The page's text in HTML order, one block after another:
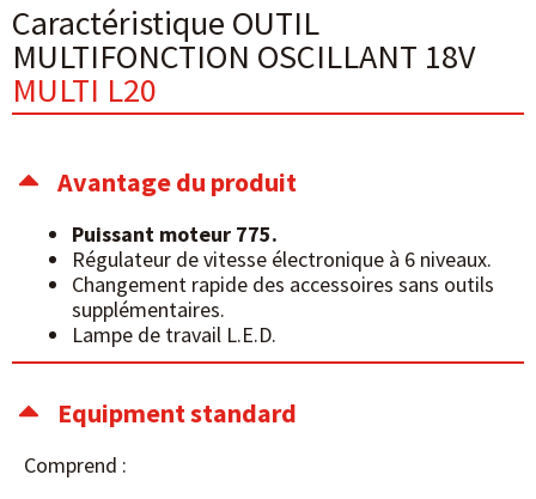
Caractéristique OUTIL
MULTIFONCTION OSCILLANT 18V
MULTI L20
Avantage du produit
Puissant moteur 775.
Régulateur de vitesse électronique à 6 niveaux.
Changement rapide des accessoires sans outils
supplémentaires.
Lampe de travail L.E.D.
Equipment standard
Comprend :